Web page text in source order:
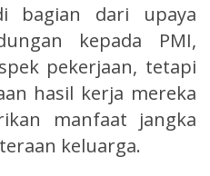
bagian dari upaya
kepada PMI,
pekerjaan, tetapi
hasil kerja mereka
manfaat jangka
keluarga.